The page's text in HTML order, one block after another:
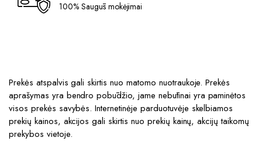
100% Saugūs mokėjimai
Prekės atspalvis gali skirtis nuo matomo nuotraukoje. Prekės
aprašymas yra bendro pobūdžio, jame nebūtinai yra paminėtos
visos prekės savybės. Internetinėje parduotuvėje skelbiamos
prekių kainos, akcijos gali skirtis nuo prekių kainų, akcijų taikomų
prekybos vietoje.